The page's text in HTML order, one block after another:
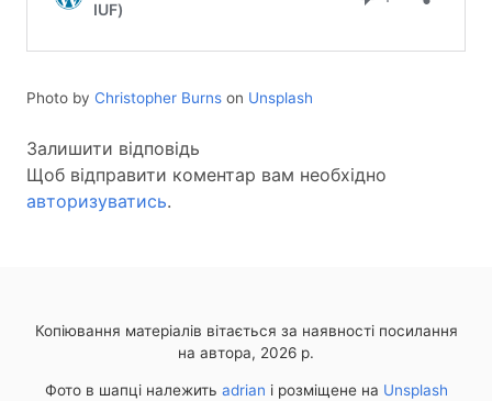
Photo by Christopher Burns on Unsplash
Залишити відповідь
Щоб відправити коментар вам необхідно
авторизуватись.
Копіювання матеріалів вітається за наявності посилання
на автора, 2026 р.
Фото в шапці належить adrian і розміщене на Unsplash